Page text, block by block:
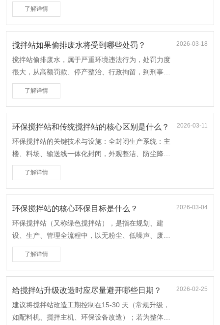
粉尘基本能做到看不见、闻不到、达标排放。
了解详情
2026-03-18
搅拌站如果偷排废水将受到哪些处罚？
搅拌站偷排废水，属于严重环境违法行为，处罚力度
很大，从高额罚款、停产整治、行政拘留，到刑事责
任（判刑），并需承担生态修复与民事赔偿。
了解详情
2026-03-11
环保搅拌站和传统搅拌站的核心区别是什么？
环保搅拌站的关键技术与设施：全封闭生产系统：主
楼、料场、输送线一体化封闭，外观整洁、防尘降
噪。
了解详情
2026-03-04
环保搅拌站的核心环保目标是什么？
环保搅拌站（又称绿色搅拌站），是指在规划、建
设、生产、管理全流程中，以无粉尘、低噪声、废弃
物零排放、资源循环利用为核心目标，采用环保技术
与智能管理的现代化预拌混凝土 / 砂浆生产基地茂名
住建局。它是传统搅拌站的绿色升级，核心是污染控
制 + 资源循环 + 节能低碳。
了解详情
2026-02-25
给搅拌站升级改造时应尽量避开哪些日期？
建议将搅拌站改造工期控制在15-30 天（常规升级，
如配料机、搅拌主机、环保设备改造）；若为整体产